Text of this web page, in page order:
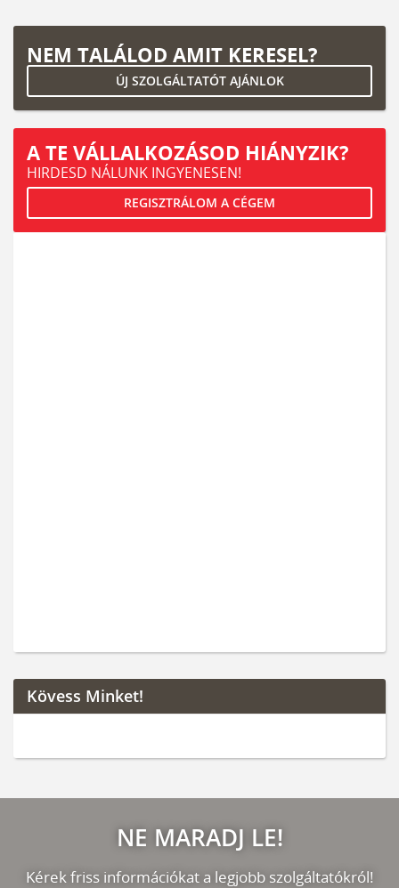
NEM TALÁLOD AMIT KERESEL?
ÚJ SZOLGÁLTATÓT AJÁNLOK
A TE VÁLLALKOZÁSOD HIÁNYZIK?
HIRDESD NÁLUNK INGYENESEN!
REGISZTRÁLOM A CÉGEM
Kövess Minket!
NE MARADJ LE!
Kérek friss információkat a legjobb szolgáltatókról!